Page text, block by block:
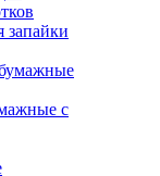
запайки
с